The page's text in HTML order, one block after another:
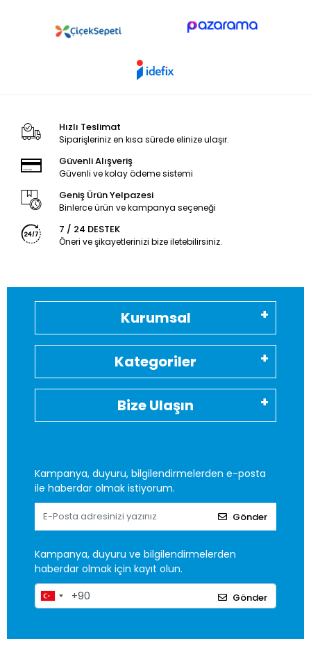
Hızlı Teslimat
Siparişleriniz en kısa sürede elinize ulaşır.
Güvenli Alışveriş
Güvenli ve kolay ödeme sistemi
Geniş Ürün Yelpazesi
Binlerce ürün ve kampanya seçeneği
7 / 24 DESTEK
Öneri ve şikayetlerinizi bize iletebilirsiniz.
Kurumsal
Kategoriler
Bize Ulaşın
Kampanya, duyuru, bilgilendirmelerden e-posta
ile haberdar olmak istiyorum.
Gönder
Kampanya, duyuru ve bilgilendirmelerden
haberdar olmak için kayıt olun.
Gönder